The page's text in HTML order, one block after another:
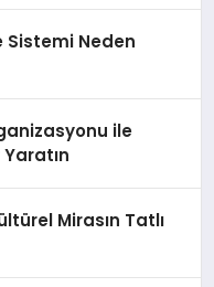
Sistemi Neden
ile
Mirasın Tatlı